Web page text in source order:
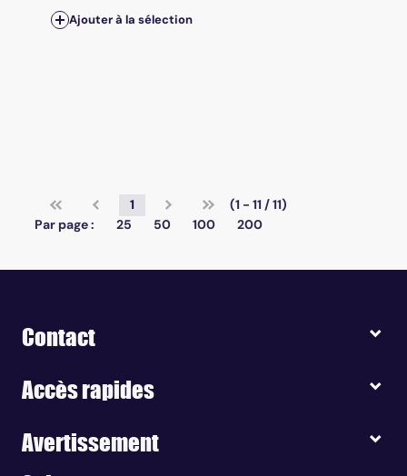
Ajouter à la sélection
1
(1 - 11 / 11)
Par page :
25 50 100 200
Contact
Accès rapides
Avertissement